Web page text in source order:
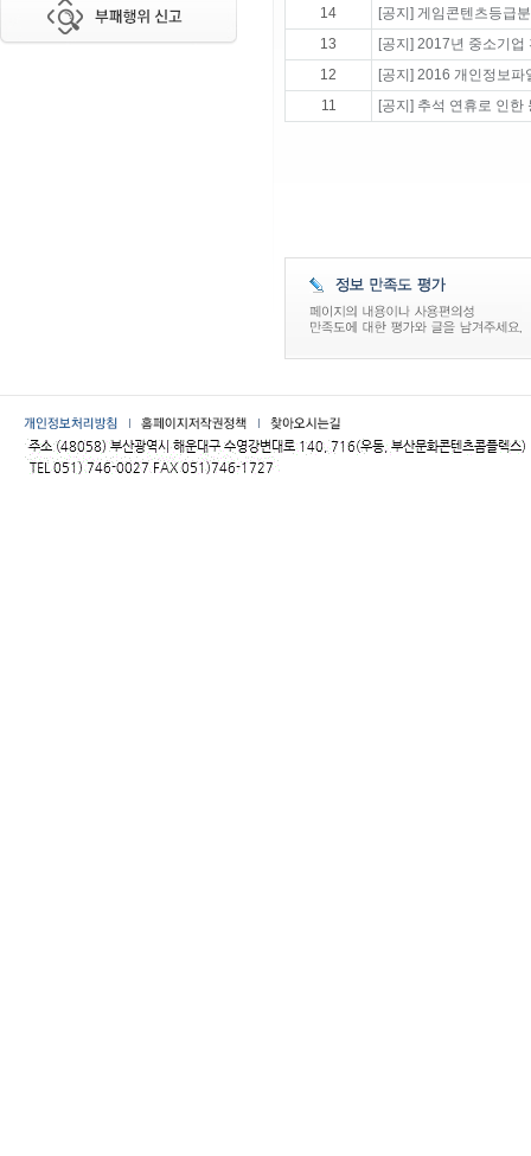
14
[공지] 게임콘텐츠등급
13
[공지] 2017년 중소기
12
[공지] 2016 개인정보파
11
[공지] 추석 연휴로 인